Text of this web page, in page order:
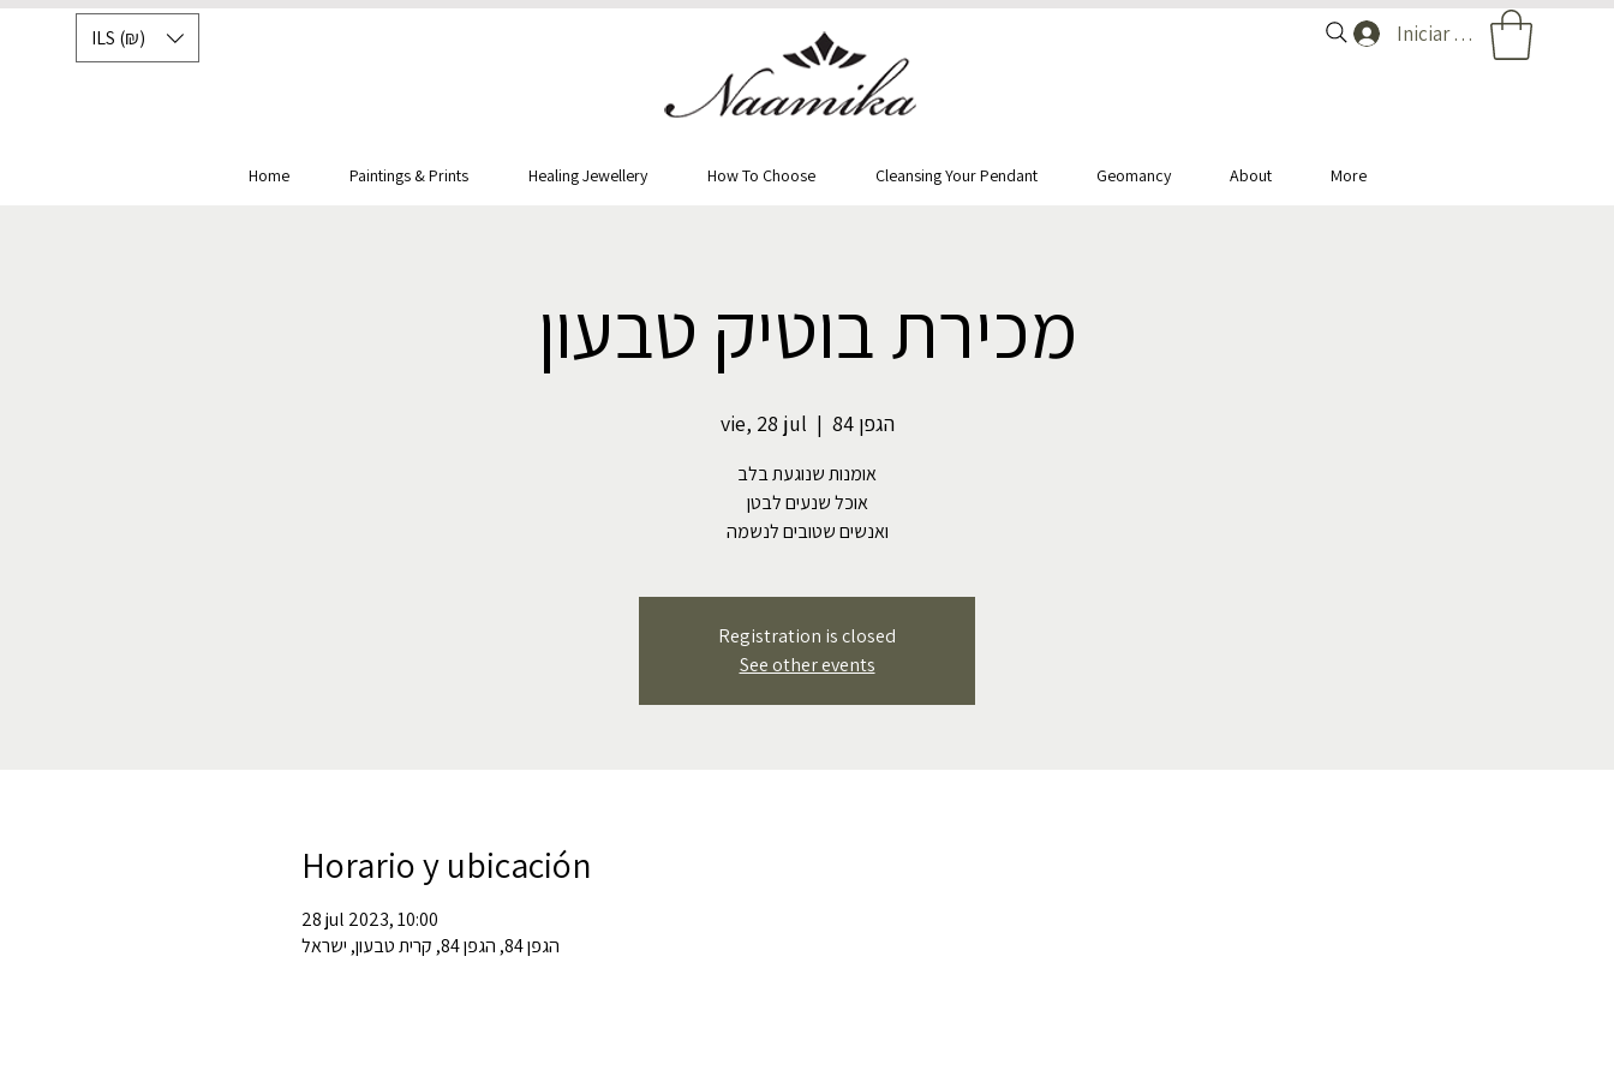
ILS (₪) Iniciar sesión
Home Paintings & Prints Healing Jewellery How To Choose Cleansing Your Pendant Geomancy About More
מכירת בוטיק טבעון
vie, 28 jul
  |
הגפן 84
אומנות שנוגעת בלב
אוכל שנעים לבטן
ואנשים שטובים לנשמה
Registration is closed
See other events
Horario y ubicación
28 jul 2023, 10:00
הגפן 84, הגפן 84, קרית טבעון, ישראל